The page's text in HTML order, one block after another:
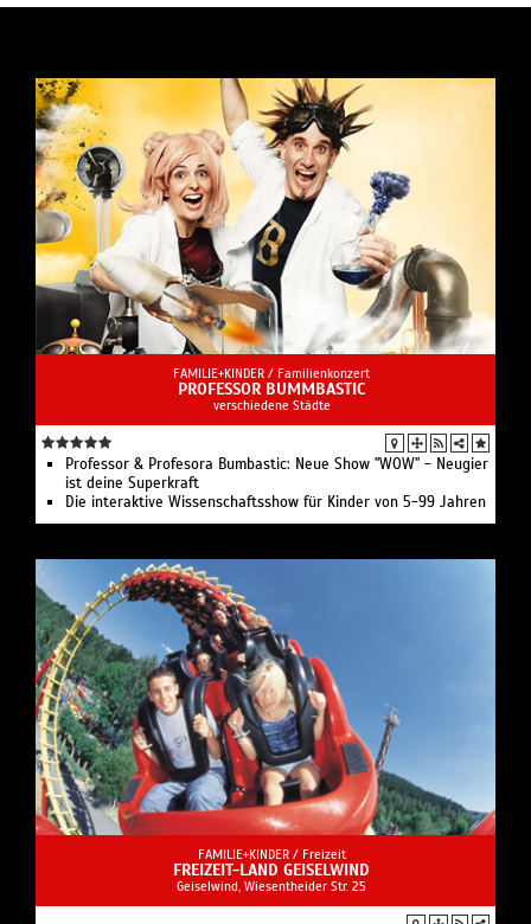
FAMILIE+KINDER / Familienkonzert
PROFESSOR BUMMBASTIC
verschiedene Städte
Professor & Profesora Bumbastic: Neue Show "WOW" - Neugier
ist deine Superkraft
Die interaktive Wissenschaftsshow für Kinder von 5-99 Jahren
FAMILIE+KINDER / Freizeit
FREIZEIT-LAND GEISELWIND
Geiselwind, Wiesentheider Str. 25